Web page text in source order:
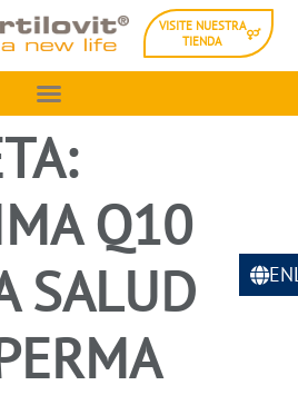
VISITE NUESTRA
TIENDA
Q10
SALUD